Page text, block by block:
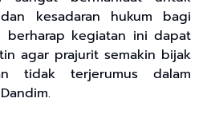
kesadaran hukum bagi
berharap kegiatan ini dapat
agar prajurit semakin bijak
tidak terjerumus dalam